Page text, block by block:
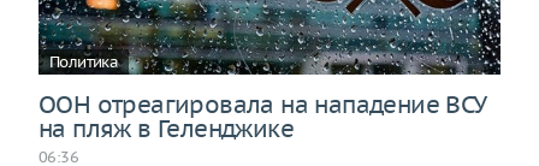
Политика
ООН отреагировала на нападение ВСУ
на пляж в Геленджике
06:36